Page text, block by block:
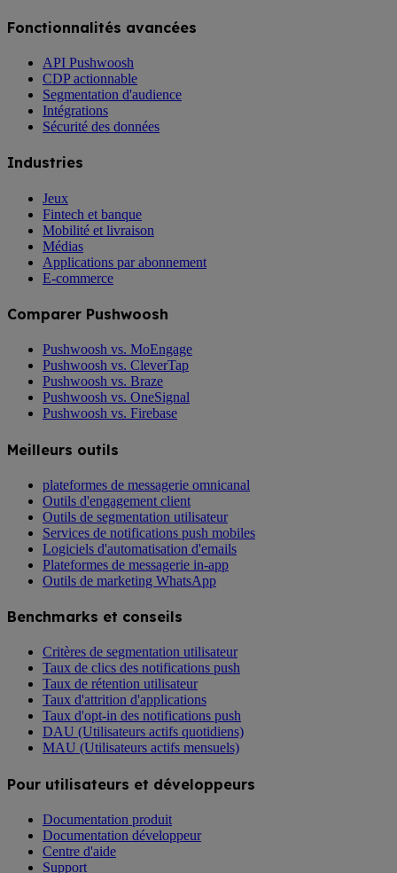
Fonctionnalités avancées
API Pushwoosh
CDP actionnable
Segmentation d'audience
Intégrations
Sécurité des données
Industries
Jeux
Fintech et banque
Mobilité et livraison
Médias
Applications par abonnement
E-commerce
Comparer Pushwoosh
Pushwoosh vs. MoEngage
Pushwoosh vs. CleverTap
Pushwoosh vs. Braze
Pushwoosh vs. OneSignal
Pushwoosh vs. Firebase
Meilleurs outils
plateformes de messagerie omnicanal
Outils d'engagement client
Outils de segmentation utilisateur
Services de notifications push mobiles
Logiciels d'automatisation d'emails
Plateformes de messagerie in-app
Outils de marketing WhatsApp
Benchmarks et conseils
Critères de segmentation utilisateur
Taux de clics des notifications push
Taux de rétention utilisateur
Taux d'attrition d'applications
Taux d'opt-in des notifications push
DAU (Utilisateurs actifs quotidiens)
MAU (Utilisateurs actifs mensuels)
Pour utilisateurs et développeurs
Documentation produit
Documentation développeur
Centre d'aide
Support